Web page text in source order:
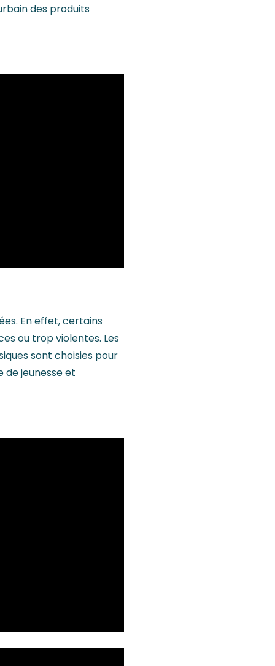
des produits
En effet, certains
ou trop violentes. Les
sont choisies pour
de jeunesse et